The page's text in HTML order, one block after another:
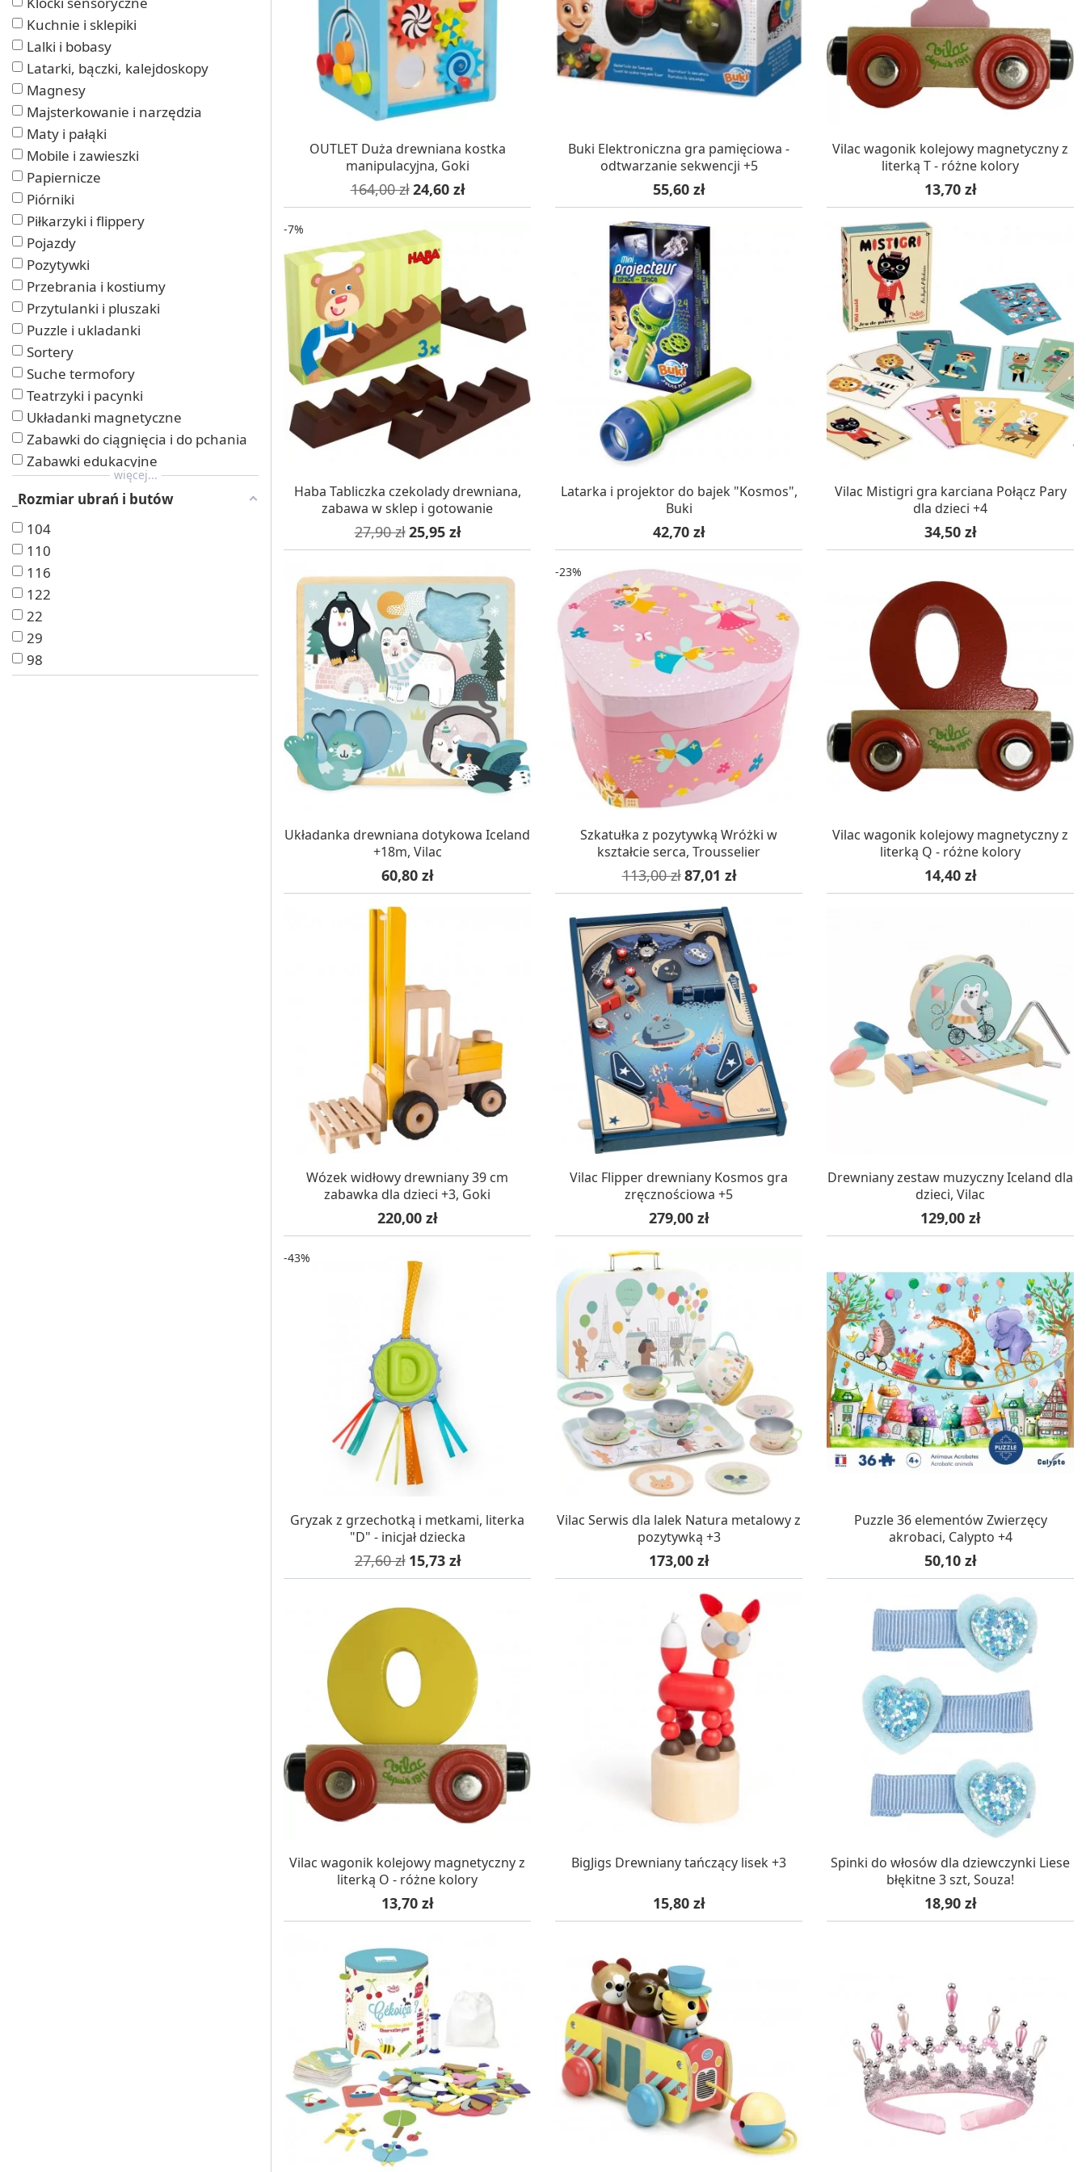
Kuchnie i sklepiki
Lalki i bobasy
Latarki, bączki, kalejdoskopy
Magnesy
Majsterkowanie i narzędzia
Maty i pałąki
Mobile i zawieszki
Papiernicze
Piórniki
Piłkarzyki i flippery
Pojazdy
Pozytywki
Przebrania i kostiumy
Przytulanki i pluszaki
Puzzle i ukladanki
Sortery
Suche termofory
Teatrzyki i pacynki
Układanki magnetyczne
Zabawki do ciągnięcia i do pchania
Zabawki edukacyjne
Zabawki manipulacyjne
Zabawki muzyczne
więcej...
_Rozmiar ubrań i butów
104
110
116
122
22
29
98
W MAGAZYNIE, DOSTAWA 24H
OUTLET Duża drewniana kostka
manipulacyjna, Goki
Cena podstawowa
164,00 zł Cena
24,60 zł
W MAGAZYNIE, DOSTAWA 24H
Buki Elektroniczna gra pamięciowa -
odtwarzanie sekwencji +5
Cena
55,60 zł
W MAGAZYNIE, DOSTAWA 24H
Vilac wagonik kolejowy magnetyczny z
literką T - różne kolory
Cena
13,70 zł
W MAGAZYNIE, DOSTAWA 24H
Haba Tabliczka czekolady drewniana,
zabawa w sklep i gotowanie
Cena podstawowa
27,90 zł Cena
25,95 zł
-7%
W MAGAZYNIE, DOSTAWA 24H
Latarka i projektor do bajek "Kosmos",
Buki
Cena
42,70 zł
W MAGAZYNIE, DOSTAWA 24H
Vilac Mistigri gra karciana Połącz Pary
dla dzieci +4
Cena
34,50 zł
Układanka drewniana dotykowa Iceland
+18m, Vilac
Cena
60,80 zł
W MAGAZYNIE, DOSTAWA 24H
Szkatułka z pozytywką Wróżki w
kształcie serca, Trousselier
Cena podstawowa
113,00 złCena
87,01 zł
-23%
Vilac wagonik kolejowy magnetyczny z
literką Q - różne kolory
Cena
14,40 zł
Wózek widłowy drewniany 39 cm
zabawka dla dzieci +3, Goki
Cena
220,00 zł
Vilac Flipper drewniany Kosmos gra
zręcznościowa +5
Cena
279,00 zł
Drewniany zestaw muzyczny Iceland dla
dzieci, Vilac
Cena
129,00 zł
Gryzak z grzechotką i metkami, literka
"D" - inicjał dziecka
Cena podstawowa
27,60 zł Cena
15,73 zł
-43%
Vilac Serwis dla lalek Natura metalowy z
pozytywką +3
Cena
173,00 zł
W MAGAZYNIE, DOSTAWA 24H
Puzzle 36 elementów Zwierzęcy
akrobaci, Calypto +4
Cena
50,10 zł
W MAGAZYNIE, DOSTAWA 24H
Vilac wagonik kolejowy magnetyczny z
literką O - różne kolory
Cena
13,70 zł
W MAGAZYNIE, DOSTAWA 24H
BigJigs Drewniany tańczący lisek +3
Cena
15,80 zł
W MAGAZYNIE, DOSTAWA 24H
Spinki do włosów dla dziewczynki Liese
błękitne 3 szt, Souza!
Cena
18,90 zł